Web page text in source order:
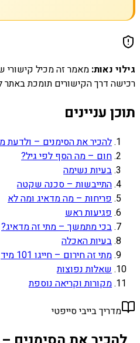
גילוי נאות: מאמר זה מכיל קישורי
רכישה דרך הקישורים תומכת באתר
תוכן עניינים
להכיר את הסימנים – ולדעת
חום – מה הסף לפי גיל?
בעיות נשימה
התייבשות – סכנה שקטה
פריחות – מה מדאיג ומה לא
פגיעות ראש
בכי מתמשך – מתי זה מדאיג?
בעיות האכלה
מתי זה חירום – חייגו 101 מיד
שאלות נפוצות
מקורות וקריאה נוספת
מדריך בייבי סייפטי